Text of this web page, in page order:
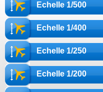
Echelle 1/500
Echelle 1/400
Echelle 1/250
Echelle 1/200